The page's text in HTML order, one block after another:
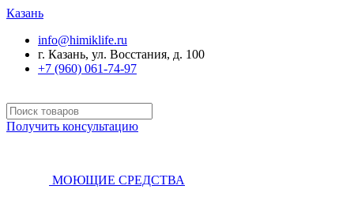
Казань
info@himiklife.ru
г. Казань, ул. Восстания, д. 100
+7 (960) 061-74-97
Получить консультацию
МОЮЩИЕ СРЕДСТВА